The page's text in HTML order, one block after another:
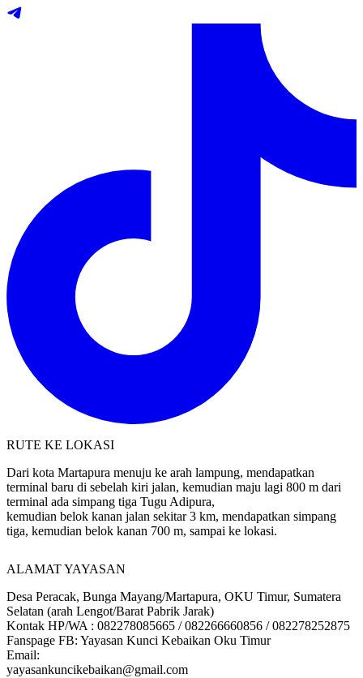
Telegram
RUTE KE LOKASI
Dari kota Martapura menuju ke arah lampung, mendapatkan
terminal baru di sebelah kiri jalan, kemudian maju lagi 800 m dari
terminal ada simpang tiga Tugu Adipura,
kemudian belok kanan jalan sekitar 3 km, mendapatkan simpang
tiga, kemudian belok kanan 700 m, sampai ke lokasi.
ALAMAT YAYASAN
Desa Peracak, Bunga Mayang/Martapura, OKU Timur, Sumatera
Selatan (arah Lengot/Barat Pabrik Jarak)
Kontak HP/WA : 082278085665 / 082266660856 / 082278252875
Fanspage FB: Yayasan Kunci Kebaikan Oku Timur
Email:
yayasankuncikebaikan@gmail.com